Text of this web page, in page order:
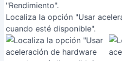
"Rendimiento".
Localiza la opción "Usar
cuando esté disponible".